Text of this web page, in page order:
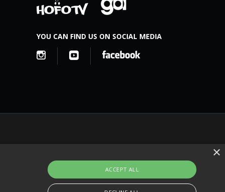
YOU CAN FIND US ON SOCIAL MEDIA
×
ACCEPT ALL